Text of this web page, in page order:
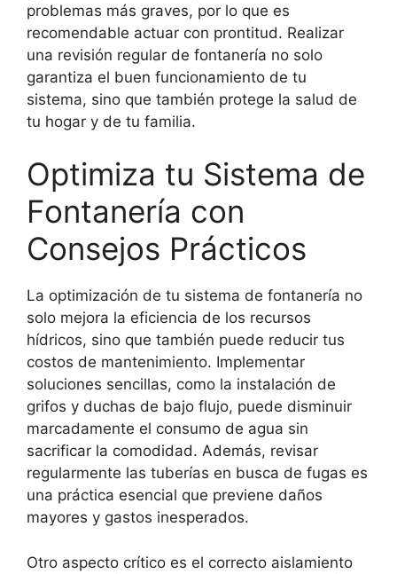
problemas más graves, por lo que es
recomendable actuar con prontitud. Realizar
una revisión regular de fontanería no solo
garantiza el buen funcionamiento de tu
sistema, sino que también protege la salud de
tu hogar y de tu familia.
Optimiza tu Sistema de
Fontanería con
Consejos Prácticos
La optimización de tu sistema de fontanería no
solo mejora la eficiencia de los recursos
hídricos, sino que también puede reducir tus
costos de mantenimiento. Implementar
soluciones sencillas, como la instalación de
grifos y duchas de bajo flujo, puede disminuir
marcadamente el consumo de agua sin
sacrificar la comodidad. Además, revisar
regularmente las tuberías en busca de fugas es
una práctica esencial que previene daños
mayores y gastos inesperados.
Otro aspecto crítico es el correcto aislamiento